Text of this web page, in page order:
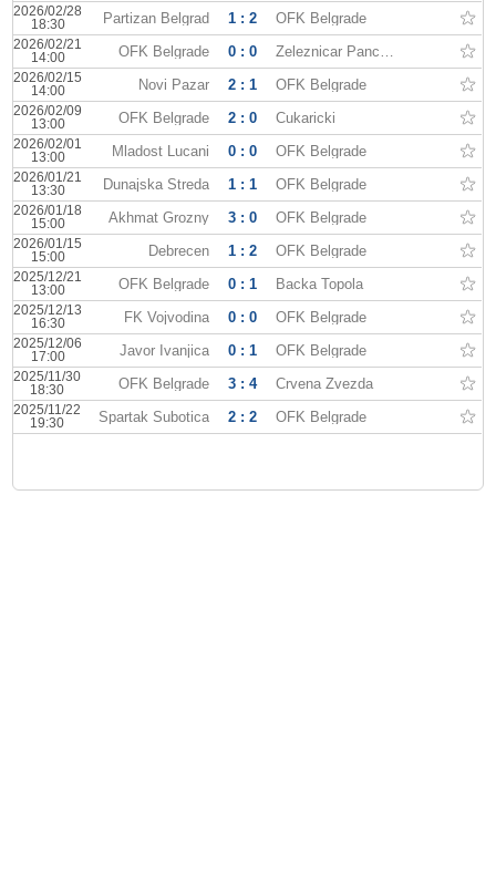
2026/02/28
18:30
Partizan Belgrad 1 : 2 OFK Belgrade
2026/02/21
14:00
OFK Belgrade 0 : 0 Zeleznicar Pancevo
2026/02/15
14:00
Novi Pazar 2 : 1 OFK Belgrade
2026/02/09
13:00
OFK Belgrade 2 : 0 Cukaricki
2026/02/01
13:00
Mladost Lucani 0 : 0 OFK Belgrade
2026/01/21
13:30
Dunajska Streda 1 : 1 OFK Belgrade
2026/01/18
15:00
Akhmat Grozny 3 : 0 OFK Belgrade
2026/01/15
15:00
Debrecen 1 : 2 OFK Belgrade
2025/12/21
13:00
OFK Belgrade 0 : 1 Backa Topola
2025/12/13
16:30
FK Vojvodina 0 : 0 OFK Belgrade
2025/12/06
17:00
Javor Ivanjica 0 : 1 OFK Belgrade
2025/11/30
18:30
OFK Belgrade 3 : 4 Crvena Zvezda
2025/11/22
19:30
Spartak Subotica 2 : 2 OFK Belgrade